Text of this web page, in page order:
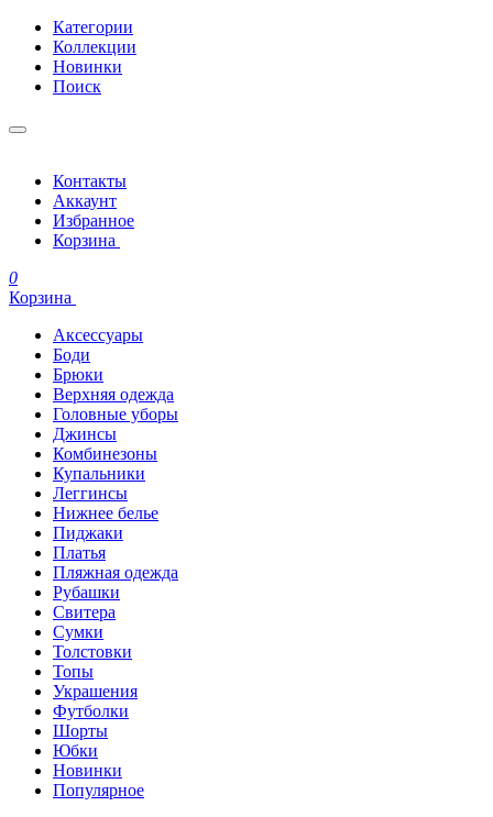
Категории
Коллекции
Новинки
Поиск
Контакты
Аккаунт
Избранное
Корзина
0
Корзина
Аксессуары
Боди
Брюки
Верхняя одежда
Головные уборы
Джинсы
Комбинезоны
Купальники
Леггинсы
Нижнее белье
Пиджаки
Платья
Пляжная одежда
Рубашки
Свитера
Сумки
Толстовки
Топы
Украшения
Футболки
Шорты
Юбки
Новинки
Популярное